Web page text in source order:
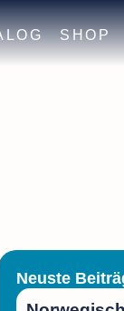
SHOP
Neuste